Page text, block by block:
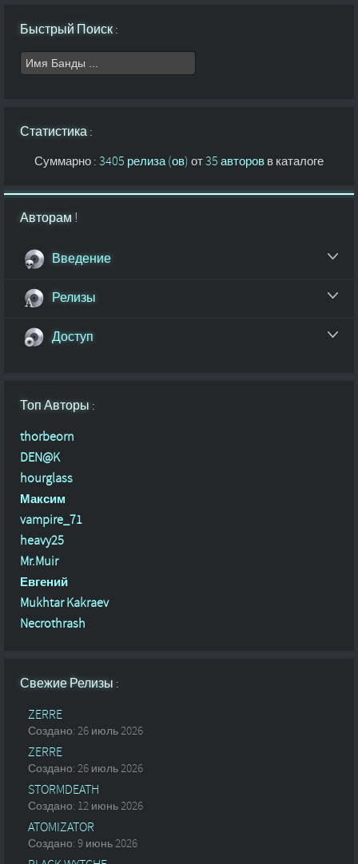
Быстрый Поиск :
Статистика :
Суммарно : 3405 релиза (ов) от35 авторов в каталоге
Авторам !
Введение
Релизы
Доступ
Топ Авторы :
thorbeorn
DEN@K
hourglass
Максим
vampire_71
heavy25
Mr.Muir
Евгений
Mukhtar Kakraev
Necrothrash
Свежие Релизы :
ZERRE
Создано: 26 июль 2026
ZERRE
Создано: 26 июль 2026
STORMDEATH
Создано: 12 июнь 2026
ATOMIZATOR
Создано: 9 июнь 2026